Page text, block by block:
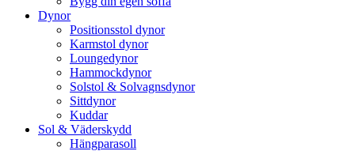
Dynor
Positionsstol dynor
Karmstol dynor
Loungedynor
Hammockdynor
Solstol & Solvagnsdynor
Sittdynor
Kuddar
Sol & Väderskydd
Hängparasoll